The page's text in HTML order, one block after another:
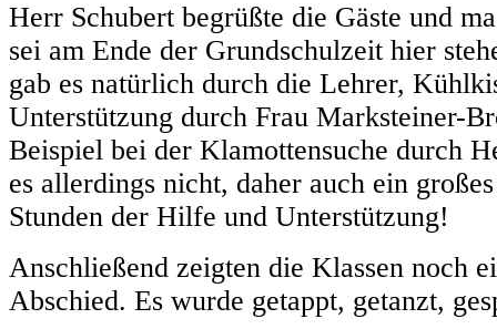
Herr Schubert begrüßte die Gäste und
sei am Ende der Grundschulzeit hier
gab es natürlich durch die Lehrer,
Unterstützung durch Frau Marksteiner-
Beispiel bei der Klamottensuche durch
es allerdings nicht, daher auch ein
Stunden der Hilfe und Unterstützung!
Anschließend zeigten die Klassen noch
Abschied. Es wurde getappt, getanzt,